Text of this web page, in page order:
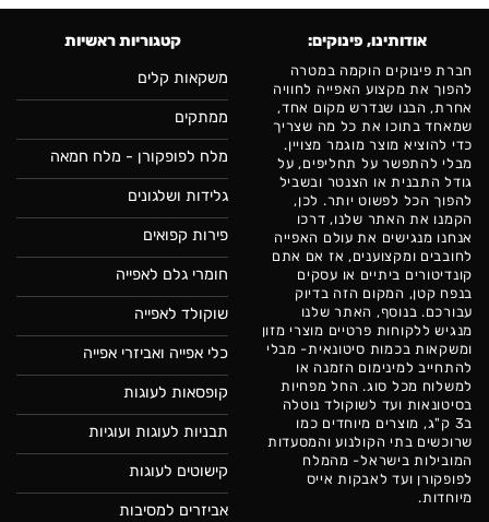
אודותינו, פינוקים:
חברת פינוקים הוקמה במטרה
להפוך את מקצוע האפייה לחוויה
אחרת, הבנו שנדרש מקום אחד,
שמאחד בתוכו את כל מה שצריך
כדי להוציא מוצר מוגמר מצויין.
מבלי להתפשר על תחליפים, על
גודל התבנית או הצנטר ובשביל
להפוך הכל לפשוט יותר. לכן,
הקמנו את האתר שלנו, דרכו
אנחנו מנגישים את עולם האפייה
לחובבים ומקצוענים, אז אם אתם
קונדיטורים ביתיים או עסקים
בנפח קטן, המקום הזה בדיוק
עבורכם. בנוסף, האתר שלנו
מנגיש ללקוחות פרטיים מוצרי מזון
ומשקאות בכמות סיטונאית- מבלי
להתחייב למינימום הזמנה או
למשלוח מכל סוג. החל מפחיות
בסיטונאות ועד לשוקולד נוטלה
ב3 ק"ג, מוצרים מיוחדים כמו
שרוכשים בתי הקולנוע והמסעדות
המובילות בישראל- מהמלח
לפופקורן ועד לאבקות אייס
מיוחדות.
קטגוריות ראשיות
משקאות קלים
ממתקים
מלח לפופקורן - מלח חמאה
גלידות ושלגונים
פירות קפואים
חומרי גלם לאפייה
שוקולד לאפייה
כלי אפייה ואביזרי אפייה
קופסאות לעוגות
תבניות לעוגות ועוגיות
קישוטים לעוגות
אביזרים למסיבות